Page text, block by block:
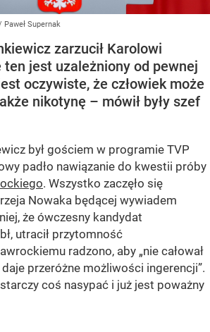
Paweł Supernak
zarzucił Karolowi
ten jest uzależniony od pewnej
oczywiste, że człowiek może
nikotynę – mówił były szef
był gościem w programie TVP
padło nawiązanie do kwestii próby
. Wszystko zaczęło się
Nowaka będącej wywiadem
że ówczesny kandydat
utracił przytomność
radzono, aby „nie całował
przeróżne możliwości ingerencji”.
coś nasypać i już jest poważny